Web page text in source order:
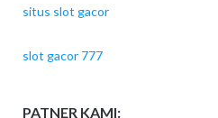
situs slot gacor
slot gacor 777
PATNER KAMI: